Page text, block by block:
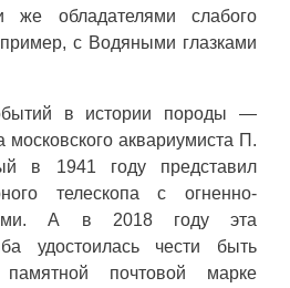
же обладателями слабого
с Водяными глазками
в истории породы —
московского аквариумиста П.
в 1941 году представил
телескопа с огненно-
А в 2018 году эта
удостоилась чести быть
почтовой марке